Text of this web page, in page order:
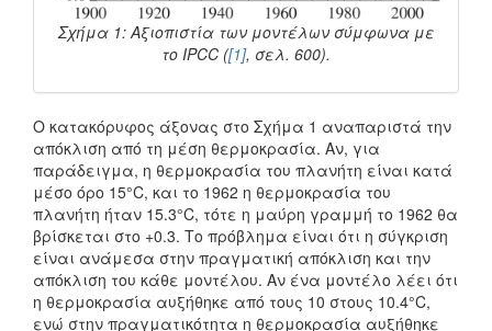
Σχήμα 1: Αξιοπιστία των μοντέλων σύμφωνα με
το IPCC ([1], σελ. 600).
Ο κατακόρυφος άξονας στο Σχήμα 1 αναπαριστά την
απόκλιση από τη μέση θερμοκρασία. Αν, για
παράδειγμα, η θερμοκρασία του πλανήτη είναι κατά
μέσο όρο 15°C, και το 1962 η θερμοκρασία του
πλανήτη ήταν 15.3°C, τότε η μαύρη γραμμή το 1962 θα
βρίσκεται στο +0.3. Το πρόβλημα είναι ότι η σύγκριση
είναι ανάμεσα στην πραγματική απόκλιση και την
απόκλιση του κάθε μοντέλου. Αν ένα μοντέλο λέει ότι
η θερμοκρασία αυξήθηκε από τους 10 στους 10.4°C,
ενώ στην πραγματικότητα η θερμοκρασία αυξήθηκε